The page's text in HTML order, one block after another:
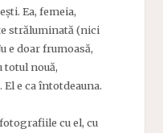
Ea, femeia,
străluminată (nici
e doar frumoasă,
totul nouă,
e ca întotdeauna.
cu el, cu